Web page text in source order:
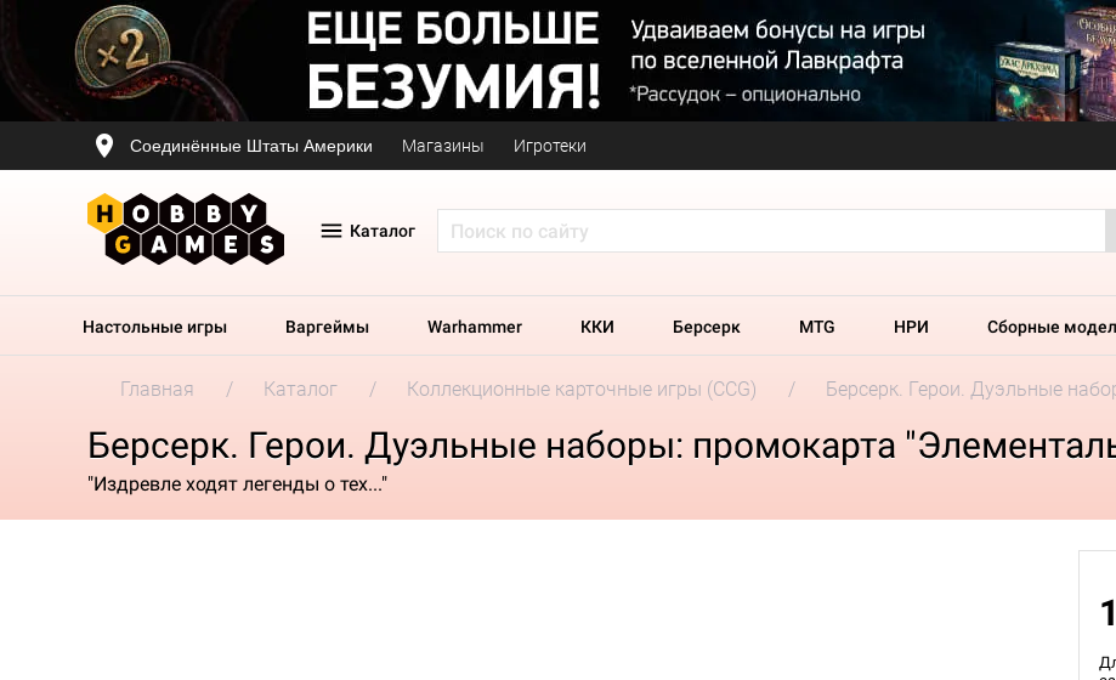
Соединённые Штаты Америки Магазины Игротеки
Каталог
Настольные игры Варгеймы Warhammer ККИ Берсерк MTG НРИ Сборные
Главная Каталог Коллекционные карточные игры (CCG) Берсерк. Герои. Дуэльные
Берсерк. Герои. Дуэльные наборы: промокарта
"Издревле ходят легенды о тех..."